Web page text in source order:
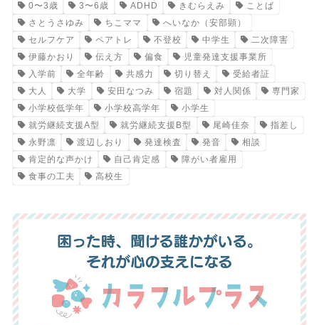
0〜3歳 3〜6歳 ADHD きむらえみ
ことば
さとうさゆみ
ちこママ
へいなか（安部顕）
セルフケア
ペアトレ 不登校 中学生
二次障害
伊藤かおり
伝え方 偏食
児童発達支援事業所
入学前
全年齢 共感力 切り替え
受給者証
大人
大学 安田なつみ 宿題 対人関係
専門家
小学校低学年
小学校高学年
小学生
就労継続支援A型
就労継続支援B型 尾崎佳奈
指差し
永野凛
渡辺しおり 発達検査 発音
相談
肯定的な声かけ
自己肯定感
障がい者雇用
食事の工夫
高校生